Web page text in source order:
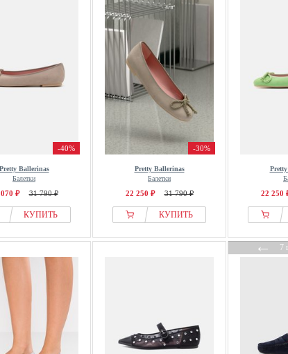
-40%
Ballerinas
Балетки
₽ 31 790 ₽
КУПИТЬ
-30%
Pretty Ballerinas
Балетки
22 250 ₽ 31 790 ₽
КУПИТЬ
22 250
←7